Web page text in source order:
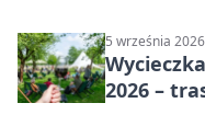
5 września
2026 –